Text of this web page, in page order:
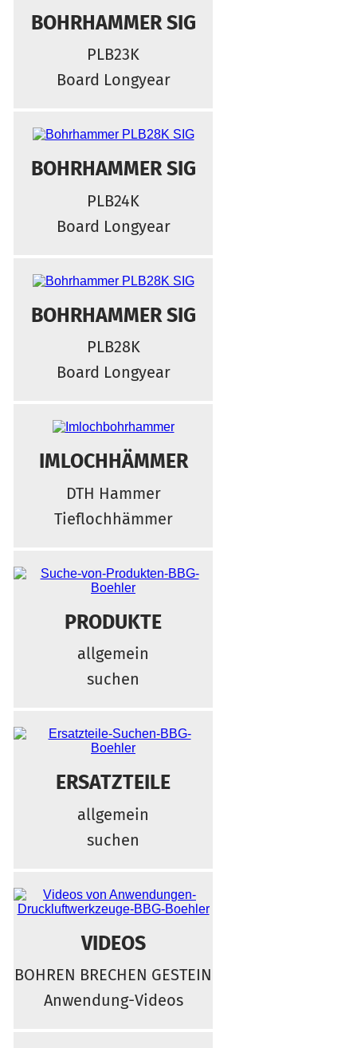
BOHRHAMMER SIG
PLB23K
Board Longyear
BOHRHAMMER SIG
PLB24K
Board Longyear
BOHRHAMMER SIG
PLB28K
Board Longyear
IMLOCHHÄMMER
DTH Hammer
Tieflochhämmer
PRODUKTE
allgemein
suchen
ERSATZTEILE
allgemein
suchen
VIDEOS
BOHREN BRECHEN GESTEIN
Anwendung-Videos